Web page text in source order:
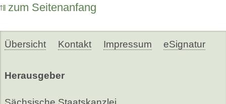
zum Seitenanfang
Übersicht Kontakt Impressum eSignatur
Herausgeber